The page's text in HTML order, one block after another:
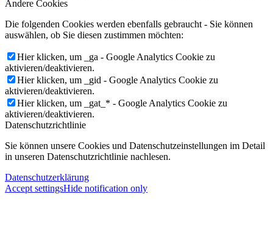
Andere Cookies
Die folgenden Cookies werden ebenfalls gebraucht - Sie können
auswählen, ob Sie diesen zustimmen möchten:
Hier klicken, um _ga - Google Analytics Cookie zu
aktivieren/deaktivieren.
Hier klicken, um _gid - Google Analytics Cookie zu
aktivieren/deaktivieren.
Hier klicken, um _gat_* - Google Analytics Cookie zu
aktivieren/deaktivieren.
Datenschutzrichtlinie
Sie können unsere Cookies und Datenschutzeinstellungen im Detail
in unseren Datenschutzrichtlinie nachlesen.
Datenschutzerklärung
Accept settingsHide notification only